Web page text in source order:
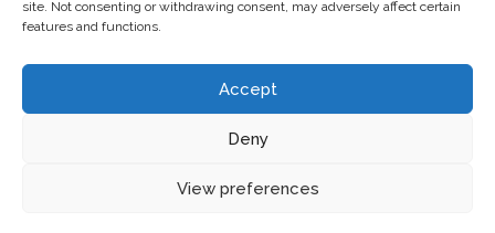
site. Not consenting or withdrawing consent, may adversely affect certain
features and functions.
Accept
Deny
View preferences
laten makendoor Chuck's